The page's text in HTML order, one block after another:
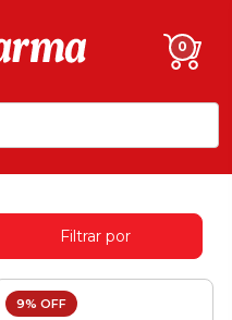
0
Filtrar por
9% OFF